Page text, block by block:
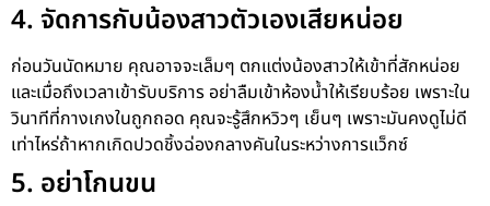
4. จัดการกับน้องสาวตัวเองเสียหน่อย
ก่อนวันนัดหมาย คุณอาจจะเล็มๆ ตกแต่งน้องสาวให้เข้าที่สักหน่อย
และเมื่อถึงเวลาเข้ารับบริการ อย่าลืมเข้าห้องน้ำให้เรียบร้อย เพราะใน
วินาทีที่กางเกงในถูกถอด คุณจะรู้สึกหวิวๆ เย็นๆ เพราะมันคงดูไม่ดี
เท่าไหร่ถ้าหากเกิดปวดชิ้งฉ่องกลางคันในระหว่างการแว็กซ์
5. อย่าโกนขน